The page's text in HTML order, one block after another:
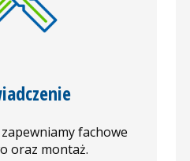
fachowe
oraz montaż.